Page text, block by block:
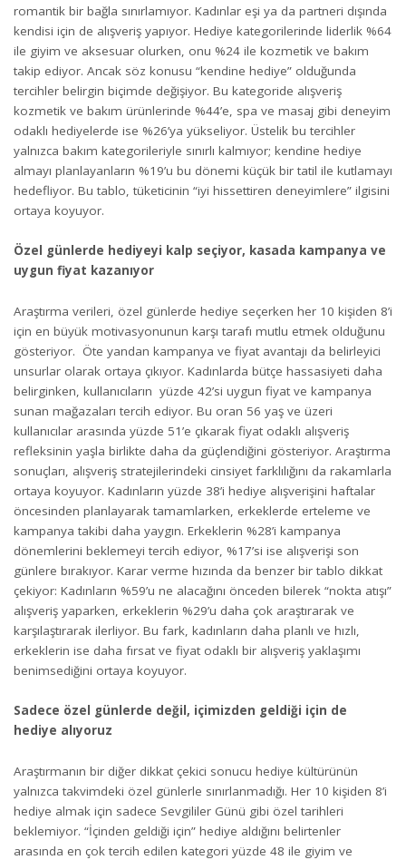
romantik bir bağla sınırlamıyor. Kadınlar eşi ya da partneri dışında
kendisi için de alışveriş yapıyor. Hediye kategorilerinde liderlik %64
ile giyim ve aksesuar olurken, onu %24 ile kozmetik ve bakım
takip ediyor. Ancak söz konusu “kendine hediye” olduğunda
tercihler belirgin biçimde değişiyor. Bu kategoride alışveriş
kozmetik ve bakım ürünlerinde %44’e, spa ve masaj gibi deneyim
odaklı hediyelerde ise %26’ya yükseliyor. Üstelik bu tercihler
yalnızca bakım kategorileriyle sınırlı kalmıyor; kendine hediye
almayı planlayanların %19’u bu dönemi küçük bir tatil ile kutlamayı
hedefliyor. Bu tablo, tüketicinin “iyi hissettiren deneyimlere” ilgisini
ortaya koyuyor.
Özel günlerde hediyeyi kalp seçiyor, kasada kampanya ve
uygun fiyat kazanıyor
Araştırma verileri, özel günlerde hediye seçerken her 10 kişiden 8’i
için en büyük motivasyonunun karşı tarafı mutlu etmek olduğunu
gösteriyor. Öte yandan kampanya ve fiyat avantajı da belirleyici
unsurlar olarak ortaya çıkıyor. Kadınlarda bütçe hassasiyeti daha
belirginken, kullanıcıların yüzde 42’si uygun fiyat ve kampanya
sunan mağazaları tercih ediyor. Bu oran 56 yaş ve üzeri
kullanıcılar arasında yüzde 51’e çıkarak fiyat odaklı alışveriş
refleksinin yaşla birlikte daha da güçlendiğini gösteriyor. Araştırma
sonuçları, alışveriş stratejilerindeki cinsiyet farklılığını da rakamlarla
ortaya koyuyor. Kadınların yüzde 38’i hediye alışverişini haftalar
öncesinden planlayarak tamamlarken, erkeklerde erteleme ve
kampanya takibi daha yaygın. Erkeklerin %28’i kampanya
dönemlerini beklemeyi tercih ediyor, %17’si ise alışverişi son
günlere bırakıyor. Karar verme hızında da benzer bir tablo dikkat
çekiyor: Kadınların %59’u ne alacağını önceden bilerek “nokta atışı”
alışveriş yaparken, erkeklerin %29’u daha çok araştırarak ve
karşılaştırarak ilerliyor. Bu fark, kadınların daha planlı ve hızlı,
erkeklerin ise daha fırsat ve fiyat odaklı bir alışveriş yaklaşımı
benimsediğini ortaya koyuyor.
Sadece özel günlerde değil, içimizden geldiği için de
hediye alıyoruz
Araştırmanın bir diğer dikkat çekici sonucu hediye kültürünün
yalnızca takvimdeki özel günlerle sınırlanmadığı. Her 10 kişiden 8’i
hediye almak için sadece Sevgililer Günü gibi özel tarihleri
beklemiyor. “İçinden geldiği için” hediye aldığını belirtenler
arasında en çok tercih edilen kategori yüzde 48 ile giyim ve